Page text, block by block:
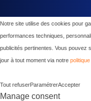
Notre site utilise des cookies pour
performances techniques,
publicités pertinentes. Vous pouvez
jour à tout moment via notre
Tout refuserParamétrerAccepter
Manage consent